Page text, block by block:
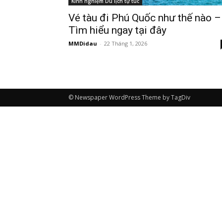
Vé tàu đi Phú Quốc như thế nào –
Tìm hiểu ngay tại đây
MMDidau - 22 Tháng 1, 2026
© Newspaper WordPress Theme by TagDiv